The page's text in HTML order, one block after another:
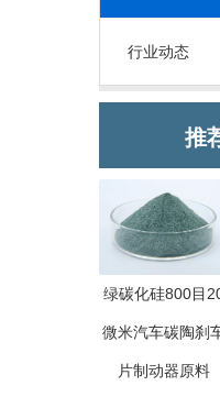
行业动态
推
绿碳化硅800目
微米汽车碳陶刹
片制动器原料